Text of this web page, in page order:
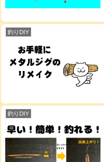
釣りDIY
釣りDIY